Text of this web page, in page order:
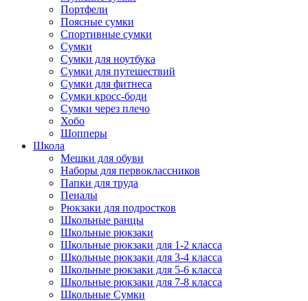
Портфели
Поясные сумки
Спортивные сумки
Сумки
Сумки для ноутбука
Сумки для путешествий
Сумки для фитнеса
Сумки кросс-боди
Сумки через плечо
Хобо
Шопперы
Школа
Мешки для обуви
Наборы для первоклассников
Папки для труда
Пеналы
Рюкзаки для подростков
Школьные ранцы
Школьные рюкзаки
Школьные рюкзаки для 1-2 класса
Школьные рюкзаки для 3-4 класса
Школьные рюкзаки для 5-6 класса
Школьные рюкзаки для 7-8 класса
Школьные Сумки